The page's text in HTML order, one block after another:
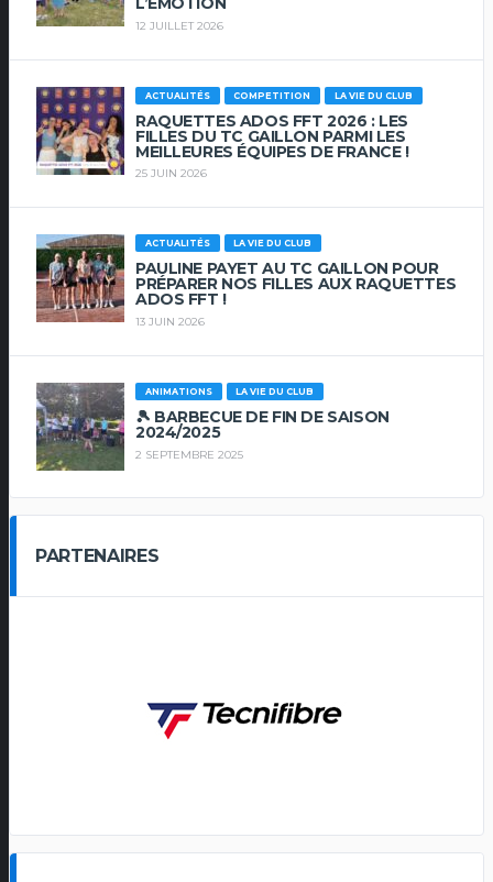
12 JUILLET 2026
ACTUALITÉS COMPETITION LA VIE DU CLUB
RAQUETTES ADOS FFT 2026 : LES
FILLES DU TC GAILLON PARMI LES
MEILLEURES ÉQUIPES DE FRANCE !
25 JUIN 2026
ACTUALITÉS LA VIE DU CLUB
PAULINE PAYET AU TC GAILLON POUR
PRÉPARER NOS FILLES AUX RAQUETTES
ADOS FFT !
13 JUIN 2026
ANIMATIONS LA VIE DU CLUB
🎾 BARBECUE DE FIN DE SAISON
2024/2025
2 SEPTEMBRE 2025
PARTENAIRES